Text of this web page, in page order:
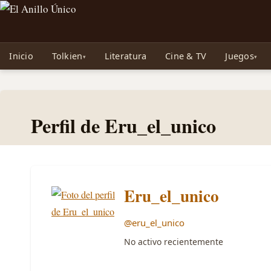
Inicio Tolkien Literatura Cine & TV Juegos
Perfil de Eru_el_unico
Eru_el_unico
@eru_el_unico
No activo recientemente